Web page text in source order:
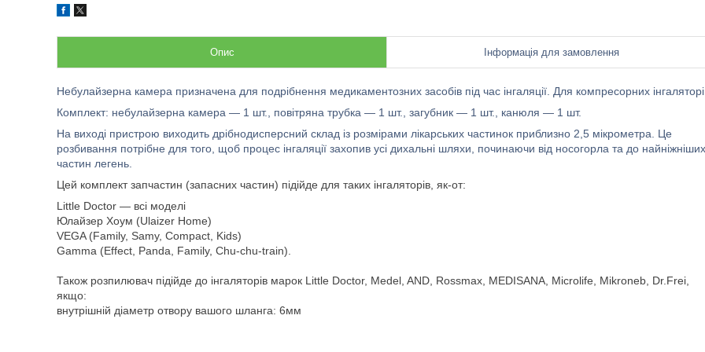
Опис Інформація для замовлення
Небулайзерна камера призначена для подрібнення медикаментозних засобів під час інгаляції. Для компресорних
Комплект: небулайзерна камера — 1 шт., повітряна трубка — 1 шт., загубник — 1 шт., канюля — 1 шт.
На виході пристрою виходить дрібнодисперсний склад із розмірами лікарських частинок приблизно 2,5 мікрометра. Це
розбивання потрібне для того, щоб процес інгаляції захопив усі дихальні шляхи, починаючи від носогорла та до найніжніших
частин легень.
Цей комплект запчастин (запасних частин) підійде для таких інгаляторів, як-от:
Little Doctor — всі моделі
Юлайзер Хоум (Ulaizer Home)
VEGA (Family, Samy, Compact, Kids)
Gamma (Effect, Panda, Family, Сhu-chu-train).
Також розпилювач підійде до інгаляторів марок Little Doctor, Medel, AND, Rossmax, MEDISANA, Microlife, Mikroneb, Dr.Frei,
якщо:
внутрішній діаметр отвору вашого шланга: 6мм